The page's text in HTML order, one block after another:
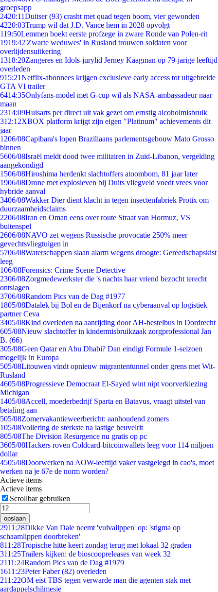
groepsapp
2420:11Duitser (93) crasht met quad tegen boom, vier gewonden
4220:03Trump wil dat J.D. Vance hem in 2028 opvolgt
119:50Lemmen boekt eerste profzege in zware Ronde van Polen-rit
1919:42'Zwarte weduwes' in Rusland trouwen soldaten voor
overlijdensuitkering
1318:20Zangeres en Idols-jurylid Jerney Kaagman op 79-jarige leeftijd
overleden
915:21Netflix-abonnees krijgen exclusieve early access tot uitgebreide
GTA VI trailer
6414:35Onlyfans-model met G-cup wil als NASA-ambassadeur naar
maan
2314:09Huisarts per direct uit vak gezet om ernstig alcoholmisbruik
312:12XBOX platform krijgt zijn eigen "Platinum" achievements dit
jaar
1206/08Capibara's lopen Braziliaans parlementsgebouw Mato Grosso
binnen
5606/08Israël meldt dood twee militairen in Zuid-Libanon, vergelding
aangekondigd
1506/08Hiroshima herdenkt slachtoffers atoombom, 81 jaar later
1906/08Drone met explosieven bij Duits vliegveld voedt vrees voor
hybride aanval
3406/08Wakker Dier dient klacht in tegen insectenfabriek Protix om
duurzaamheidsclaims
2206/08Iran en Oman eens over route Straat van Hormuz, VS
buitenspel
2606/08NAVO zet wegens Russische provocatie 250% meer
gevechtsvliegtuigen in
5706/08Waterschappen slaan alarm wegens droogte: Gereedschapskist
leeg
106/08Forensics: Crime Scene Detective
2306/08Zorgmedewerkster die 's nachts haar vriend bezocht terecht
ontslagen
3706/08Random Pics van de Dag #1977
1805/08Datalek bij Bol en de Bijenkorf na cyberaanval op logistiek
partner Ceva
3405/08Kind overleden na aanrijding door AH-bestelbus in Dordrecht
605/08Nieuw slachtoffer in kindermisbruikzaak zorgprofessional Jan
B. (66)
305/08Geen Qatar en Abu Dhabi? Dan eindigt Formule 1-seizoen
mogelijk in Europa
505/08Litouwen vindt opnieuw migrantentunnel onder grens met Wit-
Rusland
4605/08Progressieve Democraat El-Sayed wint nipt voorverkiezing
Michigan
1405/08Accell, moederbedrijf Sparta en Batavus, vraagt uitstel van
betaling aan
505/08Zomervakantieweerbericht: aanhoudend zomers
105/08Vollering de sterkste na lastige heuvelrit
805/08The Division Resurgence nu gratis op pc
3605/08Hackers roven Coldcard-bitcoinwallets leeg voor 114 miljoen
dollar
4505/08Doorwerken na AOW-leeftijd vaker vastgelegd in cao's, moet
werken na je 67e de norm worden?
Actieve items
Actieve items
Scrollbar gebruiken
opslaan
2911:28Dikke Van Dale neemt 'vulvalippen' op: 'stigma op
schaamlippen doorbreken'
811:28Tropische hitte keert zondag terug met lokaal 32 graden
311:25Trailers kijken: de bioscoopreleases van week 32
2111:24Random Pics van de Dag #1979
1611:23Peter Faber (82) overleden
211:22OM eist TBS tegen verwarde man die agenten stak met
aardappelschilmesje